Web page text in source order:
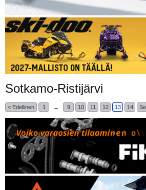
Sotkamo-Ristijärvi
< Edellinen 1 ← 9 10 11 12 13 14